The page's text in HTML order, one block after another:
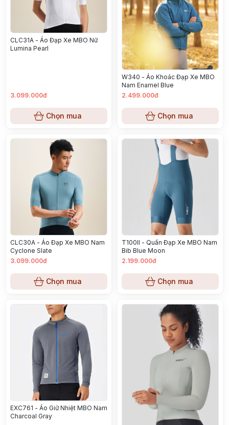
CLC31A - Áo Đạp Xe MBO Nữ
Lumina Pearl
3.099.000đ
Chọn mua
W340 - Áo Khoác Đạp Xe MBO
Nam Enamel Blue
2.499.000đ
Chọn mua
CLC30A - Áo Đạp Xe MBO Nam
Cyclone Slate
3.099.000đ
Chọn mua
T100II - Quần Đạp Xe MBO Nam
Bib Blue Moon
2.199.000đ
Chọn mua
EXC761 - Áo Giữ Nhiệt MBO Nam
Charcoal Gray